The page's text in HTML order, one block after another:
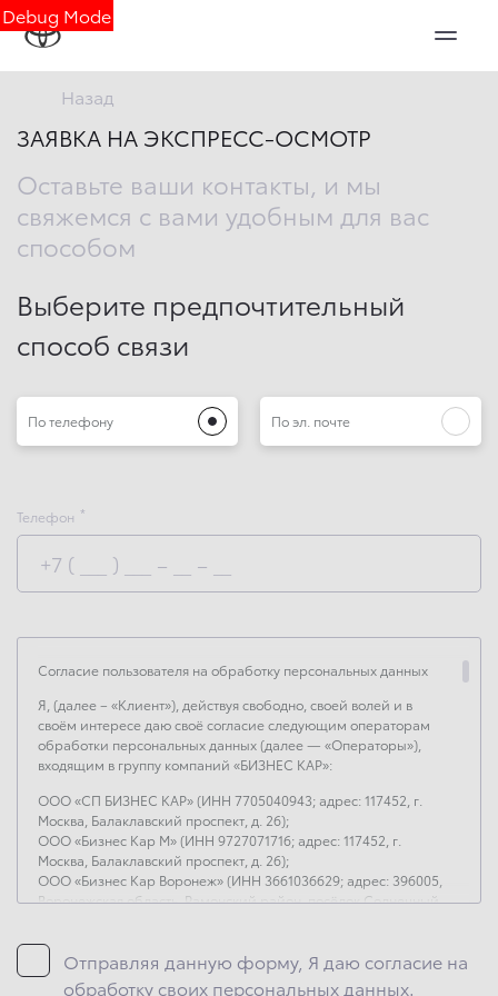
Debug Mode
Назад
ЗАЯВКА НА ЭКСПРЕСС-ОСМОТР
Оставьте ваши контакты, и мы
свяжемся с вами удобным для вас
способом
Выберите предпочтительный
способ связи
По телефону По эл. почте
Телефон
Согласие пользователя на обработку персональных данных
Я, (далее – «Клиент»), действуя свободно, своей волей и в
своём интересе даю своё согласие следующим операторам
обработки персональных данных (далее — «Операторы»),
входящим в группу компаний «БИЗНЕС КАР»:
ООО «СП БИЗНЕС КАР» (ИНН 7705040943; адрес: 117452, г.
Москва, Балаклавский проспект, д. 26);
ООО «Бизнес Кар М» (ИНН 9727071716; адрес: 117452, г.
Москва, Балаклавский проспект, д. 26);
ООО «Бизнес Кар Воронеж» (ИНН 3661036629; адрес: 396005,
Воронежская область, Рамонский район, посёлок Солнечный,
ООО «Бизнес Кар Каспий» (ИНН 3017051249; адрес: 414018,
Астраханская область, г. Астрахань, ул. Аэропортовское шоссе,
д. 48);
Отправляя данную форму, Я даю согласие на
обработку своих персональных данных.